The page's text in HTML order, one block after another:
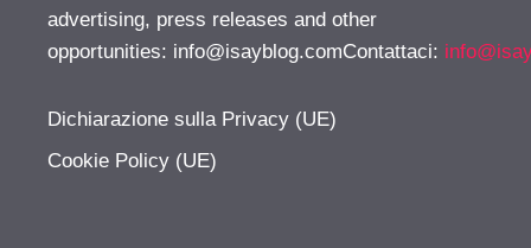
advertising, press releases and other
opportunities: info@isayblog.comContattaci:
Dichiarazione sulla Privacy (UE)
Cookie Policy (UE)